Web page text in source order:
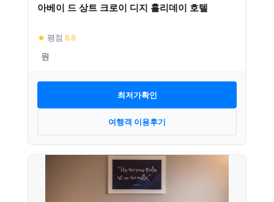
아베이 드 상트 크로이 디지 홀리데이 호텔
★ 평점 8.8
최저가확인
여행객 이용후기